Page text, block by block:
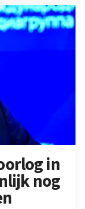
in
nog